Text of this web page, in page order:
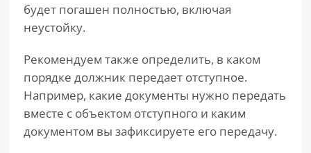
будет погашен полностью, включая
неустойку.
Рекомендуем также определить, в каком
порядке должник передает отступное.
Например, какие документы нужно передать
вместе с объектом отступного и каким
документом вы зафиксируете его передачу.